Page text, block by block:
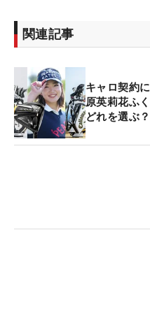
関連記事
キャロ契約
原英莉花ふ
どれを選ぶ？